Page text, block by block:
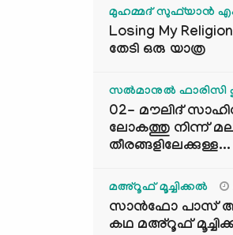
മുഹമ്മദ് സുഫ്‌യാൻ
Losing My
തേടി ഒരു യാത്ര
സൽമാനുൽ ഫാരിസി
02- മൗലിദ്
ലോകത്തു നിന്ന്
തീരങ്ങളിലേക്കുള്ള...
മഅ്റൂഫ് മൂച്ചിക്കല്‍
സാൻഫോ പാസ്
കഥ മഅ്റൂഫ്